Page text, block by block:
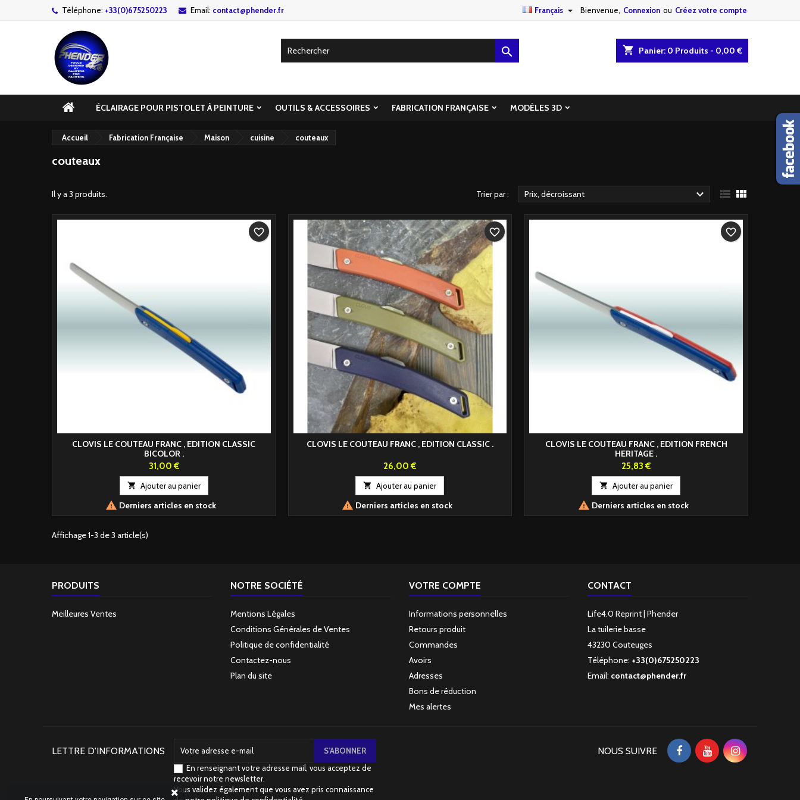
Téléphone: +33(0)675250223 Email: contact@phender.fr Bienvenue, Connexion ou Créez votre compte
Français 
shopping_cart Panier: 0 Produits - 0,00 €

ÉCLAIRAGE POUR PISTOLET À PEINTURE OUTILS & ACCESSOIRES FABRICATION FRANÇAISE MODÈLES 3D
Accueil Fabrication Française Maison cuisine couteaux
couteaux
Il y a 3 produits. Trier par : Prix, décroissant   
CLOVIS LE COUTEAU FRANC , EDITION CLASSIC
BICOLOR .
Prix
31,00 €
 Ajouter au panier
 Derniers articles en stock
favorite_border
CLOVIS LE COUTEAU FRANC , EDITION CLASSIC .
Prix
26,00 €
 Ajouter au panier
 Derniers articles en stock
favorite_border
CLOVIS LE COUTEAU FRANC , EDITION FRENCH
HERITAGE .
Prix
25,83 €
 Ajouter au panier
 Derniers articles en stock
favorite_border
Affichage 1-3 de 3 article(s)
PRODUITS
Meilleures Ventes
NOTRE SOCIÉTÉ
Mentions Légales
Conditions Générales de Ventes
Politique de confidentialité
Contactez-nous
Plan du site
VOTRE COMPTE
Informations personnelles
Retours produit
Commandes
Avoirs
Adresses
Bons de réduction
Mes alertes
CONTACT
Life4.0 Reprint | Phender
La tuilerie basse
43230 Couteuges
Téléphone: +33(0)675250223
Email: contact@phender.fr
LETTRE D'INFORMATIONS
En renseignant votre adresse mail, vous acceptez de
recevoir notre newsletter.
Vous validez également que vous avez pris connaissance
NOUS SUIVRE